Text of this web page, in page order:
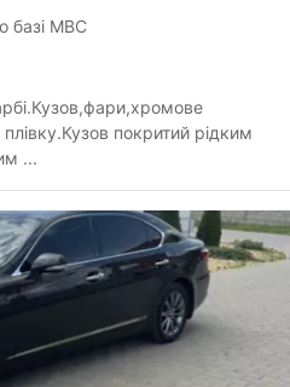
базі МВС
покритий рідким
...